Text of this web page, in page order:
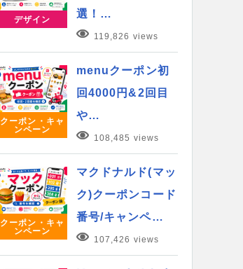
デザイン
選！…
119,826 views
クーポン・キャ
ンペーン
menuクーポン初
回4000円&2回目
や…
108,485 views
クーポン・キャ
ンペーン
マクドナルド(マッ
ク)クーポンコード
番号/キャンペ…
107,426 views